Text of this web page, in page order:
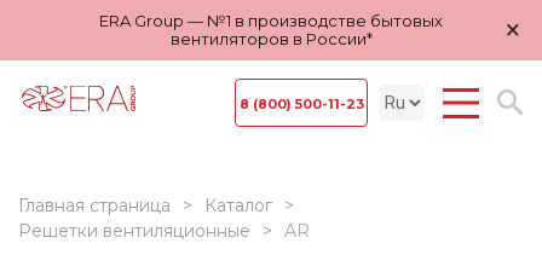
ERA Group — №1 в производстве бытовых
вентиляторов в России*
×
8 (800) 500-11-23
Главная страница
Каталог
Решетки вентиляционные
AR